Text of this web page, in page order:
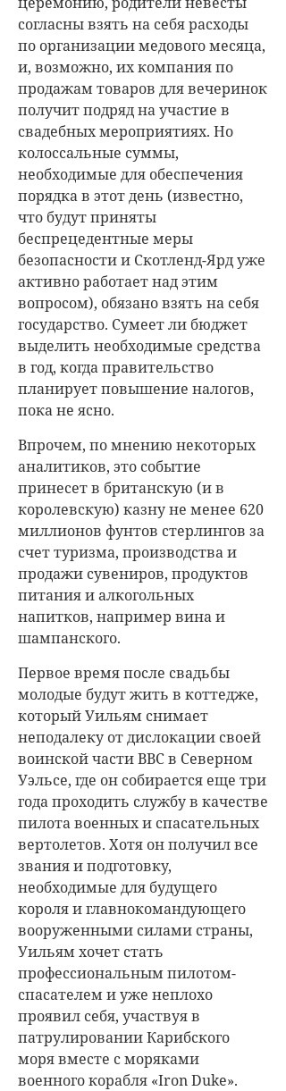
согласны взять на себя расходы
по организации медового месяца,
и, возможно, их компания по
продажам товаров для вечеринок
получит подряд на участие в
свадебных мероприятиях. Но
колоссальные суммы,
необходимые для обеспечения
порядка в этот день (известно,
что будут приняты
беспрецедентные меры
безопасности и Скотленд-Ярд уже
активно работает над этим
вопросом), обязано взять на себя
государство. Сумеет ли бюджет
выделить необходимые средства
в год, когда правительство
планирует повышение налогов,
пока не ясно.
Впрочем, по мнению некоторых
аналитиков, это событие
принесет в британскую (и в
королевскую) казну не менее 620
миллионов фунтов стерлингов за
счет туризма, производства и
продажи сувениров, продуктов
питания и алкогольных
напитков, например вина и
шампанского.
Первое время после свадьбы
молодые будут жить в коттедже,
который Уильям снимает
неподалеку от дислокации своей
воинской части ВВС в Северном
Уэльсе, где он собирается еще три
года проходить службу в качестве
пилота военных и спасательных
вертолетов. Хотя он получил все
звания и подготовку,
необходимые для будущего
короля и главнокомандующего
вооруженными силами страны,
Уильям хочет стать
профессиональным пилотом-
спасателем и уже неплохо
проявил себя, участвуя в
патрулировании Карибского
моря вместе с моряками
военного корабля «Iron Duke».